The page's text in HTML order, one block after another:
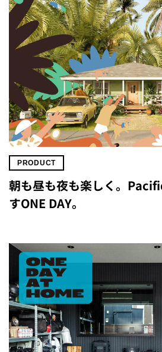
PRODUCT
朝も昼も夜も楽しく。
すONE DAY。